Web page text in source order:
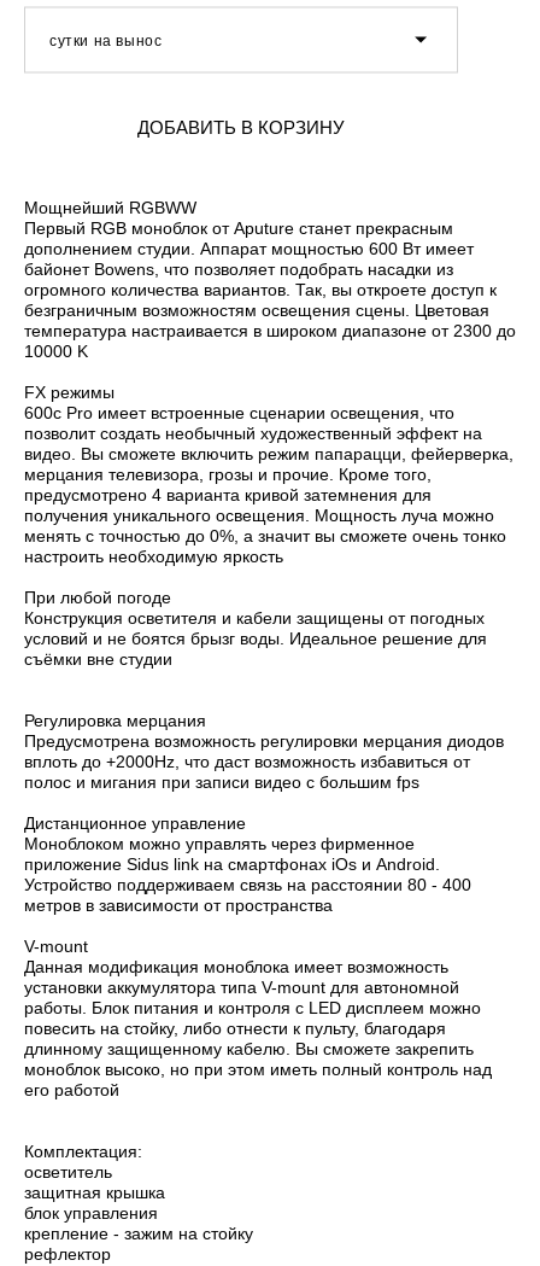
сутки на вынос
ДОБАВИТЬ В КОРЗИНУ
Мощнейший RGBWW
Первый RGB моноблок от Aputure станет прекрасным
дополнением студии. Аппарат мощностью 600 Вт имеет
байонет Bowens, что позволяет подобрать насадки из
огромного количества вариантов. Так, вы откроете доступ к
безграничным возможностям освещения сцены. Цветовая
температура настраивается в широком диапазоне от 2300 до
10000 K
FX режимы
600c Pro имеет встроенные сценарии освещения, что
позволит создать необычный художественный эффект на
видео. Вы сможете включить режим папарацци, фейерверка,
мерцания телевизора, грозы и прочие. Кроме того,
предусмотрено 4 варианта кривой затемнения для
получения уникального освещения. Мощность луча можно
менять с точностью до 0%, а значит вы сможете очень тонко
настроить необходимую яркость
При любой погоде
Конструкция осветителя и кабели защищены от погодных
условий и не боятся брызг воды. Идеальное решение для
съёмки вне студии
Регулировка мерцания
Предусмотрена возможность регулировки мерцания диодов
вплоть до +2000Hz, что даст возможность избавиться от
полос и мигания при записи видео с большим fps
Дистанционное управление
Моноблоком можно управлять через фирменное
приложение Sidus link на смартфонах iOs и Android.
Устройство поддерживаем связь на расстоянии 80 - 400
метров в зависимости от пространства
V-mount
Данная модификация моноблока имеет возможность
установки аккумулятора типа V-mount для автономной
работы. Блок питания и контроля с LED дисплеем можно
повесить на стойку, либо отнести к пульту, благодаря
длинному защищенному кабелю. Вы сможете закрепить
моноблок высоко, но при этом иметь полный контроль над
его работой
Комплектация:
осветитель
защитная крышка
блок управления
крепление - зажим на стойку
рефлектор